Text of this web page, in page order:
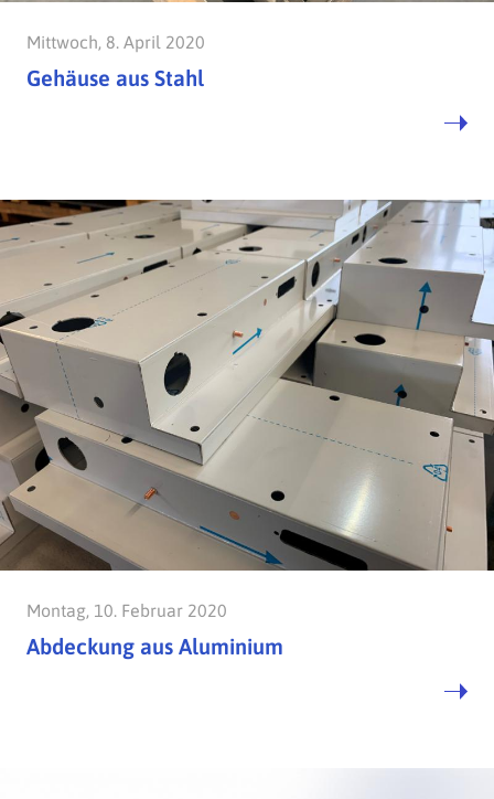
Mittwoch, 8. April 2020
Gehäuse aus Stahl
Montag, 10. Februar 2020
Abdeckung aus Aluminium